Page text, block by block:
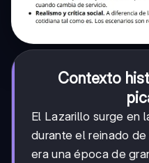
Contexto
El Lazarillo surge en
durante el reinado
era una época de